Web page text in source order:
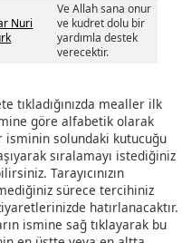
Nuri
Ve Allah sana onur
ve kudret dolu bir
yardımla destek
verecektir.
tıkladığınızda mealler ilk
göre alfabetik olarak
isminin solundaki kutucuğu
sıralamayı istediğiniz
Tarayıcınızın
sürece tercihiniz
hatırlanacaktır.
ismine sağ tıklayarak bu